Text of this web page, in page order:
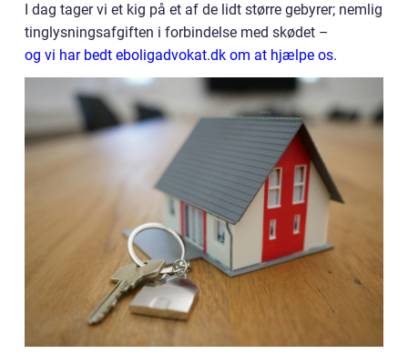
I dag tager vi et kig på et af de lidt større gebyrer; nemlig
tinglysningsafgiften i forbindelse med skødet –
og vi har bedt eboligadvokat.dk om at hjælpe os.